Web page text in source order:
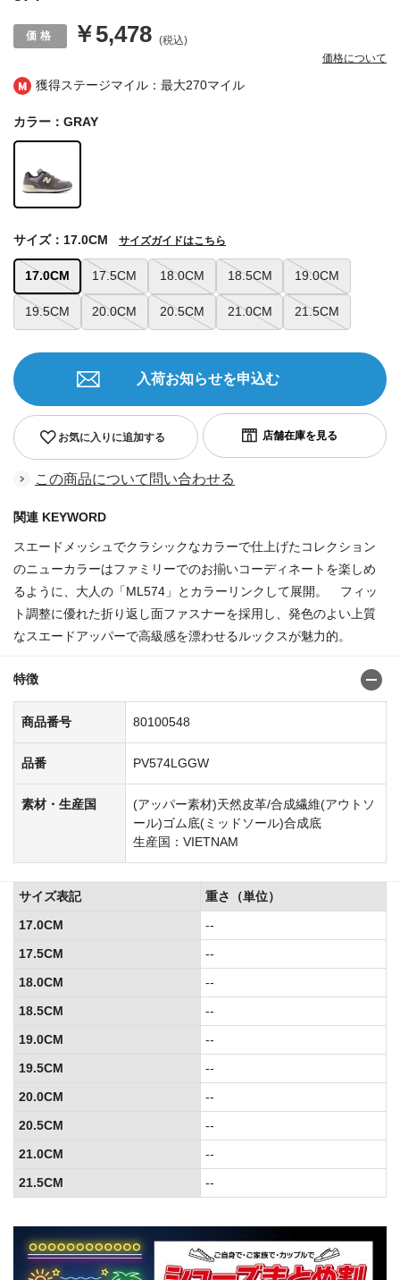
獲得ステージマイル：最大270マイル
￥5,478 (税込)
価格について
カラー：GRAY
17.0CM 17.5CM 18.0CM 18.5CM 19.0CM
19.5CM 20.0CM 20.5CM 21.0CM 21.5CM
サイズ：17.0CM サイズガイドはこちら
お気に入りに追加する
入荷お知らせを申込む
この商品について問い合わせる
関連 KEYWORD
スエードメッシュでクラシックなカラーで仕上げたコレクション
のニューカラーはファミリーでのお揃いコーディネートを楽しめ
るように、大人の「ML574」とカラーリンクして展開。 フィッ
ト調整に優れた折り返し面ファスナーを採用し、発色のよい上質
なスエードアッパーで高級感を漂わせるルックスが魅力的。
特徴
商品番号 80100548
品番 PV574LGGW
素材・生産国
(アッパー素材)天然皮革/合成繊維(アウトソ
ール)ゴム底(ミッドソール)合成底
生産国：VIETNAM
サイズ表記
重さ（単位）
17.0CM
--
17.5CM
--
18.0CM
--
18.5CM
--
19.0CM
--
19.5CM
--
20.0CM
--
20.5CM
--
21.0CM
--
21.5CM
--